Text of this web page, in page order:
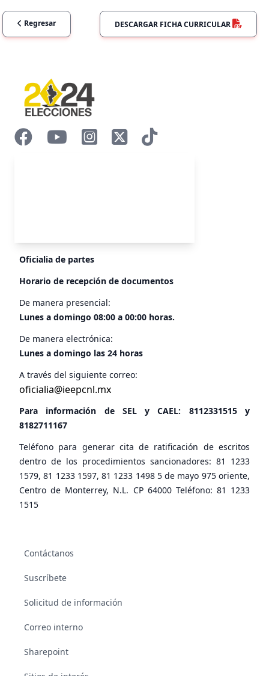
Regresar DESCARGAR FICHA CURRICULAR
Oficialia de partes
Horario de recepción de documentos
De manera presencial:
Lunes a domingo 08:00 a 00:00 horas.
De manera electrónica:
Lunes a domingo las 24 horas
A través del siguiente correo:
oficialia@ieepcnl.mx
Para información de SEL y CAEL: 8112331515y
8182711167
Teléfono para generar cita de ratificación de escritos
dentro de los procedimientos sancionadores: 81 1233
1579, 81 1233 1597, 81 1233 1498 5 de mayo 975 oriente,
Centro de Monterrey, N.L. CP 64000 Teléfono: 81 1233
1515
Contáctanos
Suscríbete
Solicitud de información
Correo interno
Sharepoint